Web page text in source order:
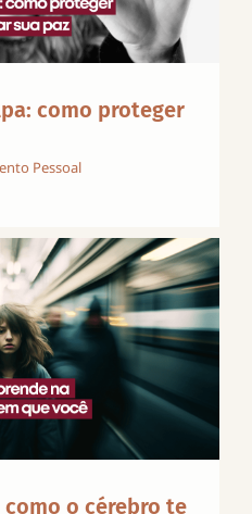
como proteger
Pessoal
o cérebro te